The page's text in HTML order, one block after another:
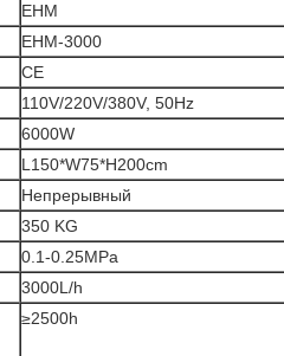
EHM
EHM-3000
CE
110V/220V/380V, 50Hz
6000W
L150*W75*H200cm
Непрерывный
350 KG
0.1-0.25MPa
3000L/h
≥2500h